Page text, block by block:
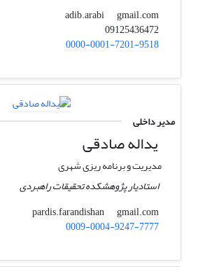
adib.arabi
gmail.com
09125436472
0000-0001-7201-9518
مدیر داخلی
یداله صادقی
مدیریت و برنامه ریزی شهری
استادیار پژوهشکده تحقیقات راهبردی
pardis.farandishan
gmail.com
0009-0004-9247-7777